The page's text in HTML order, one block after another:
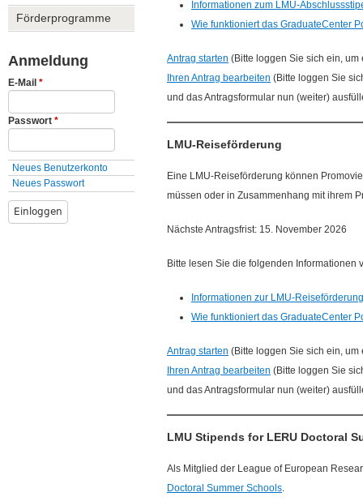
Förderprogramme
Anmeldung
E-Mail *
Passwort *
Neues Benutzerkonto
Neues Passwort
Informationen zum LMU-
Wie funktioniert das GraduateCenter
Antrag starten (Bitte loggen Sie sich ein,
Ihren Antrag bearbeiten (Bitte loggen Sie
und das Antragsformular nun (weiter)
LMU-Reiseförderung
Eine LMU-Reiseförderung können
müssen oder in Zusammenhang mit ihrem
Nächste Antragsfrist: 15. November 2026
Bitte lesen Sie die folgenden Informationen
Informationen zur LMU-Reiseförderung
Wie funktioniert das GraduateCenter
Antrag starten (Bitte loggen Sie sich ein,
Ihren Antrag bearbeiten (Bitte loggen Sie
und das Antragsformular nun (weiter)
LMU Stipends for LERU Doctoral
Als Mitglied der League of European
Doctoral Summer Schools.